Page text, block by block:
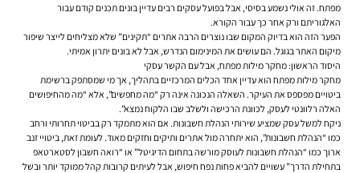
מפתח. זה אולי נשמע בסיסי, אבל בפועל עסקים רבים עדיין בונים תכנים קודם עבור
האלגוריתם ורק אחר כך עבור הקורא.
הפער הזה הוא בדיוק המקום שבו נוצרים הרבה אתרים “תקינים” שלא מצליחים לייצר שיפור
מיקום האתר בגוגל. הם עושים את המינימום הנדרש, אבל לא בונים יתרון אמיתי.
היסוד הראשון: מחקר מילות מפתח, אבל עם הקשר עסקי
מחקר מילות מפתח הוא עדיין אחד הכלים המרכזיים בתהליך, אך מי שמסתפק ברשימת
ביטויים מפספס את העיקר. השאלה הנכונה אינה רק “מה מחפשים”, אלא “מה מהחיפושים
האלה רלוונטי לעסק, לכוונת הרכישה ולשלב שבו הלקוח נמצא”.
ניקח למשל עסק שמציע שירותי הנהלת חשבונות. אם הוא מתמקד רק בביטוי תחרותי ורחב
כמו “הנהלת חשבונות”, הוא יתחרה מול אתרים ותיקים וחזקים מאוד. לעומת זאת, ביטויי זנב
ארוך כמו “הנהלת חשבונות לעוסק מורשה בתחום הדיגיטל” או “רואה חשבון לסטארטאפ
בתחילת הדרך” עשויים להביא פחות נפח חיפוש, אבל לעיתים קרובות קהל ממוקד יותר ובשל